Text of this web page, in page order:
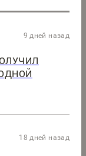
9 дней назад
18 дней назад